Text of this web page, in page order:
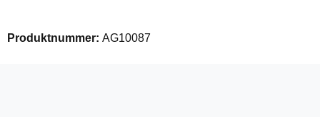
Produktnummer: AG10087